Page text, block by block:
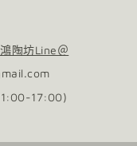
陶坊Line＠
17:00)